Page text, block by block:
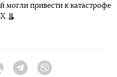
могли привести к катастрофе
Twitter Telegram